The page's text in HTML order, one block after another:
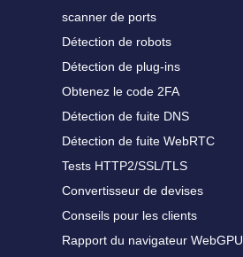
scanner de ports
Détection de robots
Détection de plug-ins
Obtenez le code 2FA
Détection de fuite DNS
Détection de fuite WebRTC
Tests HTTP2/SSL/TLS
Convertisseur de devises
Conseils pour les clients
Rapport du navigateur WebGPU